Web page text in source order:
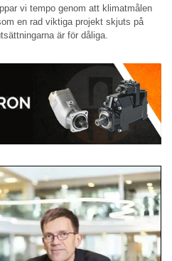
vi tempo genom att klimatmålen
en rad viktiga projekt skjuts på
är för dåliga.